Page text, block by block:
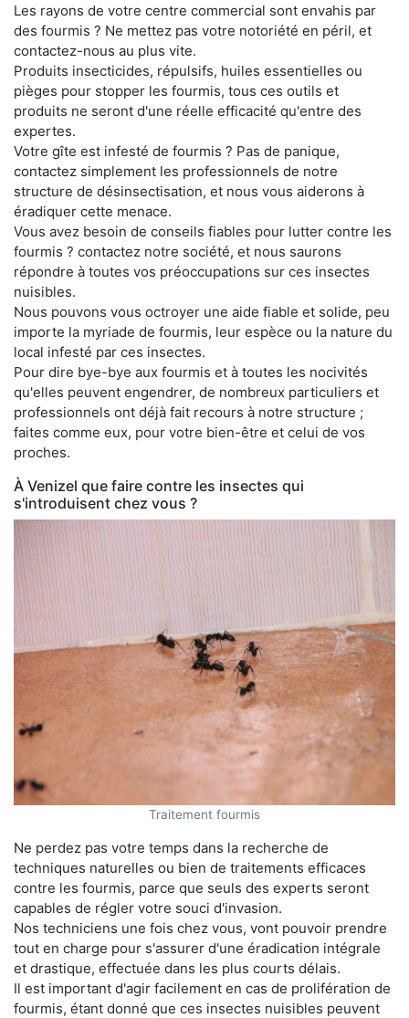
Les rayons de votre centre commercial sont envahis par
des fourmis ? Ne mettez pas votre notoriété en péril, et
contactez-nous au plus vite.
Produits insecticides, répulsifs, huiles essentielles ou
pièges pour stopper les fourmis, tous ces outils et
produits ne seront d'une réelle efficacité qu'entre des
expertes.
Votre gîte est infesté de fourmis ? Pas de panique,
contactez simplement les professionnels de notre
structure de désinsectisation, et nous vous aiderons à
éradiquer cette menace.
Vous avez besoin de conseils fiables pour lutter contre les
fourmis ? contactez notre société, et nous saurons
répondre à toutes vos préoccupations sur ces insectes
nuisibles.
Nous pouvons vous octroyer une aide fiable et solide, peu
importe la myriade de fourmis, leur espèce ou la nature du
local infesté par ces insectes.
Pour dire bye-bye aux fourmis et à toutes les nocivités
qu'elles peuvent engendrer, de nombreux particuliers et
professionnels ont déjà fait recours à notre structure ;
faites comme eux, pour votre bien-être et celui de vos
proches.
À Venizel que faire contre les insectes qui
s'introduisent chez vous ?
Traitement fourmis
Ne perdez pas votre temps dans la recherche de
techniques naturelles ou bien de traitements efficaces
contre les fourmis, parce que seuls des experts seront
capables de régler votre souci d'invasion.
Nos techniciens une fois chez vous, vont pouvoir prendre
tout en charge pour s'assurer d'une éradication intégrale
et drastique, effectuée dans les plus courts délais.
Il est important d'agir facilement en cas de prolifération de
fourmis, étant donné que ces insectes nuisibles peuvent